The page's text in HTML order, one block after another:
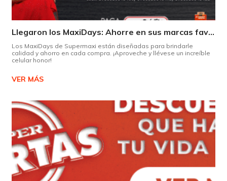
Llegaron los MaxiDays: Ahorre en sus marcas favoritas
Los MaxiDays de Supermaxi están diseñadas para brindarle
calidad y ahorro en cada compra. ¡Aproveche y llévese un increíble
celular honor!
VER MÁS